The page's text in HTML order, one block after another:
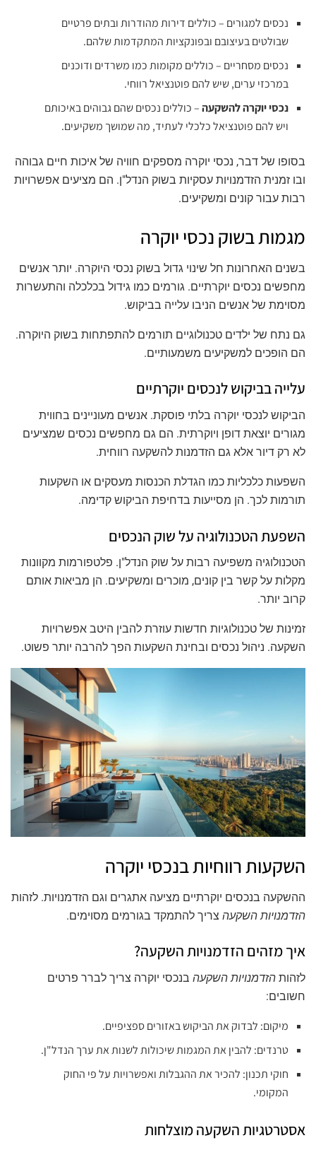
נכסים למגורים – כוללים דירות מהודרות ובתים פרטיים
שבולטים בעיצובם ובפונקציות המתקדמות שלהם.
נכסים מסחריים – כוללים מקומות כמו משרדים ודוכנים
במרכזי ערים, שיש להם פוטנציאל רווחי.
נכסי יוקרה להשקעה– כוללים נכסים שהם גבוהים באיכותם
ויש להם פוטנציאל כלכלי לעתיד, מה שמושך משקיעים.
בסופו של דבר, נכסי יוקרה מספקים חוויה של איכות חיים גבוהה
ובו זמנית הזדמנויות עסקיות בשוק הנדל"ן. הם מציעים אפשרויות
רבות עבור קונים ומשקיעים.
מגמות בשוק נכסי יוקרה
בשנים האחרונות חל שינוי גדול בשוק נכסי היוקרה. יותר אנשים
מחפשים נכסים יוקרתיים. גורמים כמו גידול בכלכלה והתעשרות
מסוימת של אנשים הניבו עלייה בביקוש.
גם נתח של ילדים טכנולוגיים תורמים להתפתחות בשוק היוקרה.
הם הופכים למשקיעים משמעותיים.
עלייה בביקוש לנכסים יוקרתיים
הביקוש לנכסי יוקרה בלתי פוסקת. אנשים מעוניינים בחווית
מגורים יוצאת דופן ויוקרתית. הם גם מחפשים נכסים שמציעים
לא רק דיור אלא גם הזדמנות להשקעה רווחית.
השפעות כלכליות כמו הגדלת הכנסות מעסקים או השקעות
תורמות לכך. הן מסייעות בדחיפת הביקוש קדימה.
השפעת הטכנולוגיה על שוק הנכסים
הטכנולוגיה משפיעה רבות על שוק הנדל"ן. פלטפורמות מקוונות
מקלות על קשר בין קונים, מוכרים ומשקיעים. הן מביאות אותם
קרוב יותר.
זמינות של טכנולוגיות חדשות עוזרת להבין היטב אפשרויות
השקעה. ניהול נכסים ובחינת השקעות הפך להרבה יותר פשוט.
השקעות רווחיות בנכסי יוקרה
ההשקעה בנכסים יוקרתיים מציעה אתגרים וגם הזדמנויות. לזהות
הזדמנויות השקעה צריך להתמקד בגורמים מסוימים.
איך מזהים הזדמנויות השקעה?
לזהות הזדמנויות השקעה בנכסי יוקרה צריך לברר פרטים
חשובים:
מיקום: לבדוק את הביקוש באזורים ספציפיים.
טרנדים: להבין את המגמות שיכולות לשנות את ערך הנדל"ן.
חוקי תכנון: להכיר את ההגבלות ואפשרויות על פי החוק
המקומי.
אסטרטגיות השקעה מוצלחות